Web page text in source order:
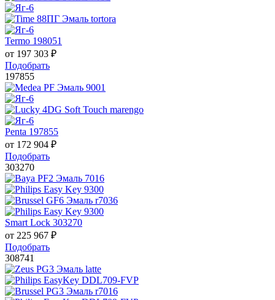
Termo 198051
от 197 303 ₽
Подобрать
197855
Penta 197855
от 172 904 ₽
Подобрать
303270
Smart Lock 303270
от 225 967 ₽
Подобрать
308741